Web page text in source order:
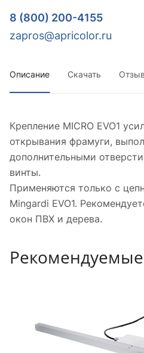
8 (800) 200-4155
zapros@apricolor.ru
Описание Скачать
Крепление MICRO EVO1
открывания фрамуги,
дополнительными
винты.
Применяются только с
Mingardi EVO1.
окон ПВХ и дерева.